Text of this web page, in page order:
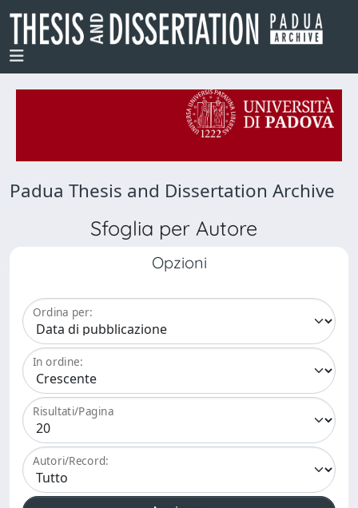
Padua Thesis and Dissertation Archive
Sfoglia per Autore
Opzioni
Ordina per:
In ordine:
Risultati/Pagina
Autori/Record: